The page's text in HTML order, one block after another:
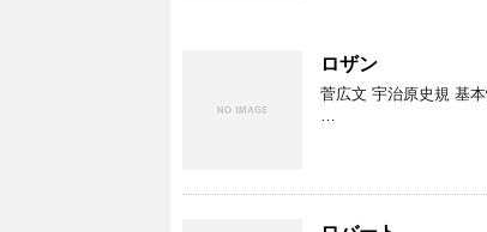
ロザン
菅広文 宇治原史規 基
…